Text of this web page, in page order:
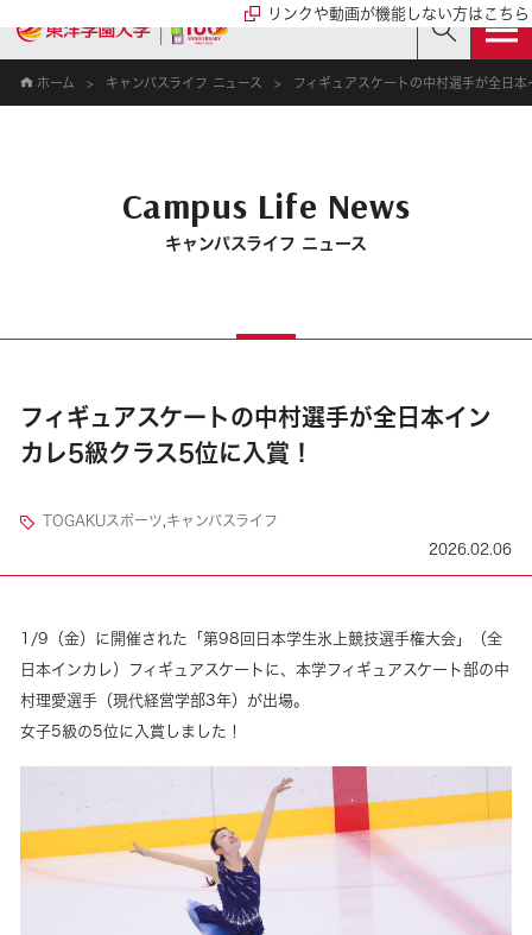
ホーム キャンパスライフ ニュース フィギュアスケートの中村選手が全日
Campus Life News
キャンパスライフ ニュース
リンクや動画が機能しない方はこちら
フィギュアスケートの中村選手が全日本イン
カレ5級クラス5位に入賞！
TOGAKUスポーツ キャンパスライフ
2026.02.06
1/9（金）に開催された「第98回日本学生氷上競技選手権大会」（全
日本インカレ）フィギュアスケートに、本学フィギュアスケート部の中
村理愛選手（現代経営学部3年）が出場。
女子5級の5位に入賞しました！